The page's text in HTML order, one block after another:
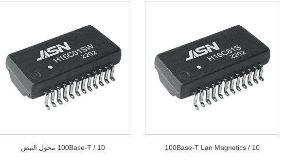
10 / 100Base-T محول النبض 10 / 100Base-T Lan Magnetics